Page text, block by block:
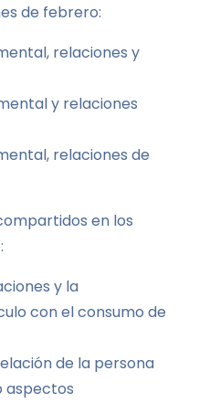
de febrero:
relaciones y
y relaciones
relaciones de
en los
y la
con el consumo de
de la persona
aspectos